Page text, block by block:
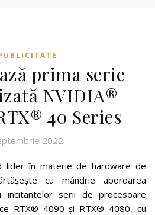
prima serie
NVIDIA®
40 Series
2022
lider în materie de hardware de
cu mândrie abordarea
serii de procesoare
RTX® 4090 și RTX® 4080, cu